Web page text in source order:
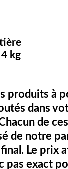
kg
produits à
dans
de
de notre
Le prix
pas exact